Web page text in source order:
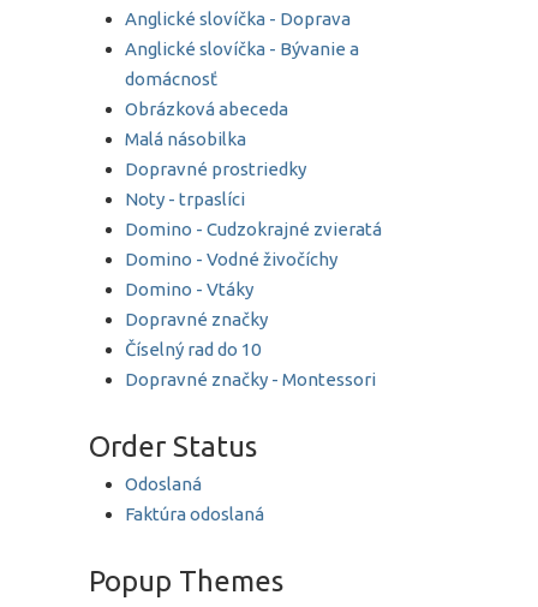
Anglické slovíčka - Doprava
Anglické slovíčka - Bývanie a
domácnosť
Obrázková abeceda
Malá násobilka
Dopravné prostriedky
Noty - trpaslíci
Domino - Cudzokrajné zvieratá
Domino - Vodné živočíchy
Domino - Vtáky
Dopravné značky
Číselný rad do 10
Dopravné značky - Montessori
Order Status
Odoslaná
Faktúra odoslaná
Popup Themes